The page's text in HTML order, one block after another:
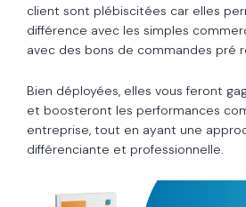
client sont plébiscitées car elles
différence avec les simples
avec des bons de commandes pré
Bien déployées, elles vous feront
et boosteront les performances
entreprise, tout en ayant une
différenciante et professionnelle.